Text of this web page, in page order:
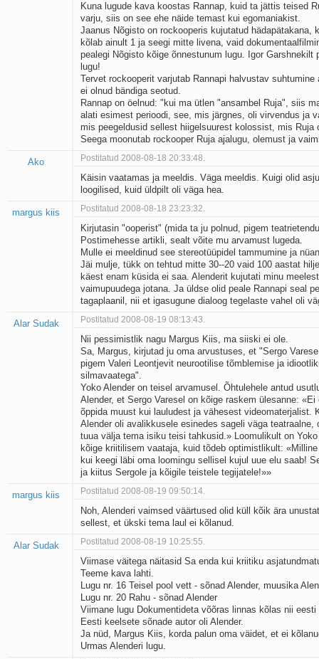
Omaette
Perekondlik
Kassimäng
Läänemere lained
Üle müüri
Valgusemaastikud
Kaks pihtimust
Ahtumine
Braueri lint
Kuna lugude kava koostas Rannap, kuid ta jättis teised
varju, siis on see ehe näide temast kui egomaniakist.
Jaanus Nõgisto on rockooperis kujutatud hädapätakana,
kõlab ainult 1 ja seegi mitte livena, vaid
pealegi Nõgisto kõige õnnestunum lugu. Igor Garshnekilt
lugu!
Tervet rockooperit varjutab Rannapi halvustav suhtumine
ei olnud bändiga seotud.
Rannap on öelnud: "kui ma ütlen "ansambel Ruja", siis
alati esimest perioodi, see, mis järgnes, oli virvendus ja
mis peegeldusid sellest hiigelsuurest kolossist, mis Ruja
Seega moonutab rockooper Ruja ajalugu, olemust ja
Ako Postitatud 2008-08-18 20:33:48.
Käisin vaatamas ja meeldis. Väga meeldis. Kuigi olid
loogilised, kuid üldpilt oli väga hea.
margus kiis Postitatud 2008-08-18 23:23:32.
Kirjutasin "ooperist" (mida ta ju polnud, pigem
Postimehesse artikli, sealt võite mu arvamust lugeda.
Mulle ei meeldinud see stereotüüpidel tammumine ja
Jäi mulje, tükk on tehtud mitte 30--20 vaid 100 aastat
käest enam küsida ei saa. Alenderit kujutati minu
vaimupuudega jotana. Ja üldse olid peale Rannapi seal
tagaplaanil, nii et igasugune dialoog tegelaste vahel oli
Alar Sudak Postitatud 2008-08-19 08:13:43.
Nii pessimistlik nagu Margus Kiis, ma siiski ei ole.
Sa, Margus, kirjutad ju oma arvustuses, et "Sergo
pigem Valeri Leontjevit neurootilise tõmblemise ja
silmavaatega".
Yoko Alender on teisel arvamusel. Õhtulehele antud
Alender, et Sergo Varesel on kõige raskem ülesanne: «Ei
õppida muust kui lauludest ja vähesest videomaterjalist.
Alender oli avalikkusele esinedes sageli väga teatraalne,
tuua välja tema isiku teisi tahkusid.» Loomulikult on
kõige kriitilisem vaataja, kuid tõdeb optimistlikult:
kui keegi läbi oma loomingu sellisel kujul uue elu saab!
ja kiitus Sergole ja kõigile teistele tegijatele!»»
margus kiis Postitatud 2008-08-19 09:50:14.
Noh, Alenderi vaimsed väärtused olid küll kõik ära
sellest, et ükski tema laul ei kõlanud.
Alar Sudak Postitatud 2008-08-19 10:25:55.
Viimase väitega näitasid Sa enda kui kriitiku
Teeme kava lahti.
Lugu nr. 16 Teisel pool vett - sõnad Alender, muusika
Lugu nr. 20 Rahu - sõnad Alender
Viimane lugu Dokumentideta võõras linnas kõlas nii
Eesti keelsete sõnade autor oli Alender.
Ja nüd, Margus Kiis, korda palun oma väidet, et ei
Urmas Alenderi lugu.